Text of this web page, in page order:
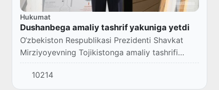
Hukumat
Dushanbega amaliy tashrif yakuniga yetdi
O‘zbekiston Respublikasi Prezidenti Shavkat
Mirziyoyevning Tojikistonga amaliy tashrifi
yakunlandi.
10214